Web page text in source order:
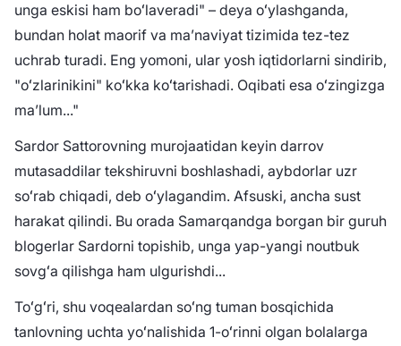
unga eskisi ham boʻlaveradi" – deya oʻylashganda,
bundan holat maorif va maʼnaviyat tizimida tez-tez
uchrab turadi. Eng yomoni, ular yosh iqtidorlarni sindirib,
"oʻzlarinikini" koʻkka koʻtarishadi. Oqibati esa oʻzingizga
maʼlum..."
Sardor Sattorovning murojaatidan keyin darrov
mutasaddilar tekshiruvni boshlashadi, aybdorlar uzr
soʻrab chiqadi, deb oʻylagandim. Afsuski, ancha sust
harakat qilindi. Bu orada Samarqandga borgan bir guruh
blogerlar Sardorni topishib, unga yap-yangi noutbuk
sovgʻa qilishga ham ulgurishdi...
Toʻgʻri, shu voqealardan soʻng tuman bosqichida
tanlovning uchta yoʻnalishida 1-oʻrinni olgan bolalarga